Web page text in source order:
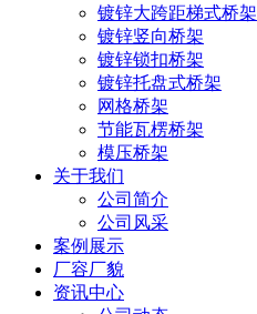
镀锌大跨距梯式桥架
镀锌竖向桥架
镀锌锁扣桥架
镀锌托盘式桥架
网格桥架
节能瓦楞桥架
模压桥架
关于我们
公司简介
公司风采
案例展示
厂容厂貌
资讯中心